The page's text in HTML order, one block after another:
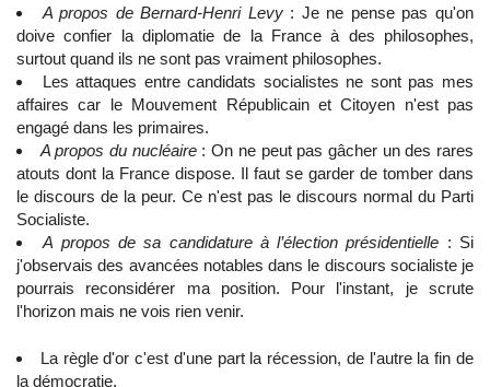
A propos de Bernard-Henri Levy: Je ne pense pas qu'on
doive confier la diplomatie de la France à des philosophes,
surtout quand ils ne sont pas vraiment philosophes.
Les attaques entre candidats socialistes ne sont pas mes
affaires car le Mouvement Républicain et Citoyen n'est pas
engagé dans les primaires.
A propos du nucléaire : On ne peut pas gâcher un des rares
atouts dont la France dispose. Il faut se garder de tomber dans
le discours de la peur. Ce n'est pas le discours normal du Parti
Socialiste.
A propos de sa candidature à l’élection présidentielle : Si
j'observais des avancées notables dans le discours socialiste je
pourrais reconsidérer ma position. Pour l'instant, je scrute
l'horizon mais ne vois rien venir.
La règle d'or c'est d'une part la récession, de l'autre la fin de
la démocratie.